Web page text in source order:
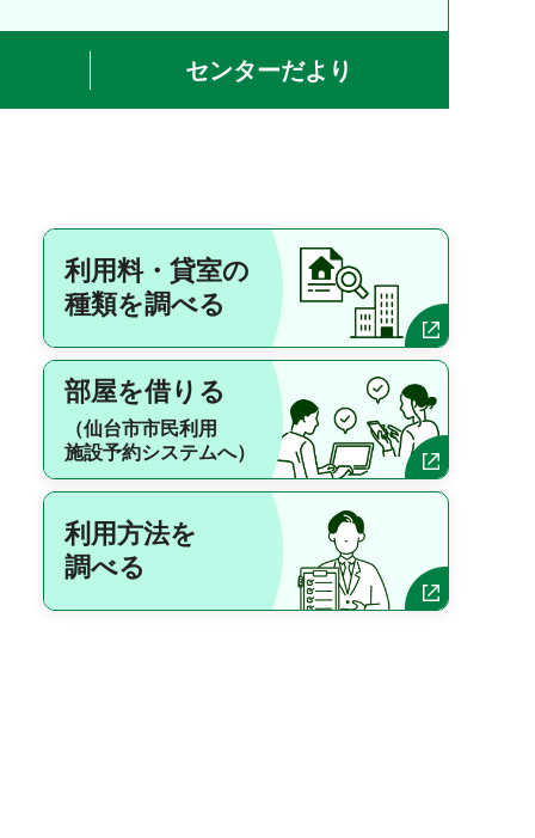
センターだより
利用料・貸室の
種類を調べる
部屋を借りる
（仙台市市民利用
施設予約システムへ）
利用方法を
調べる